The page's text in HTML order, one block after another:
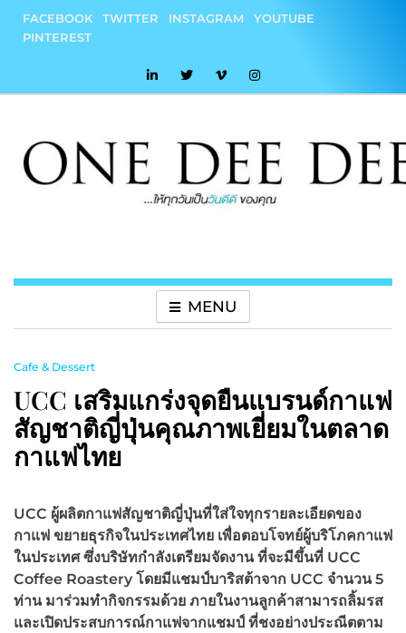
content
FACEBOOK TWITTER INSTAGRAM
YOUTUBE
PINTEREST
MENU
Cafe & Dessert
UCC เสริมแกร่งจุดยืนแบรนด์กาแฟ
สัญชาติญี่ปุ่นคุณภาพเยี่ยมในตลาด
กาแฟไทย
UCC ผู้ผลิตกาแฟสัญชาติญี่ปุ่นที่ใส่ใจทุกรายละเอียดของ
กาแฟ ขยายธุรกิจในประเทศไทย เพื่อตอบโจทย์ผู้บริโภคกาแฟ
ในประเทศ ซึ่งบริษัทกำลังเตรียมจัดงาน ที่จะมีขึ้นที่ UCC
Coffee Roastery โดยมีแชมป์บาริสต้าจาก UCC จำนวน 5
ท่าน มาร่วมทำกิจกรรมด้วย ภายในงานลูกค้าสามารถลิ้มรส
และเปิดประสบการณ์กาแฟจากแชมป์ ที่ชงอย่างประณีตตาม